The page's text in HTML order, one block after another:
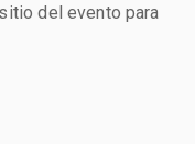
del evento para